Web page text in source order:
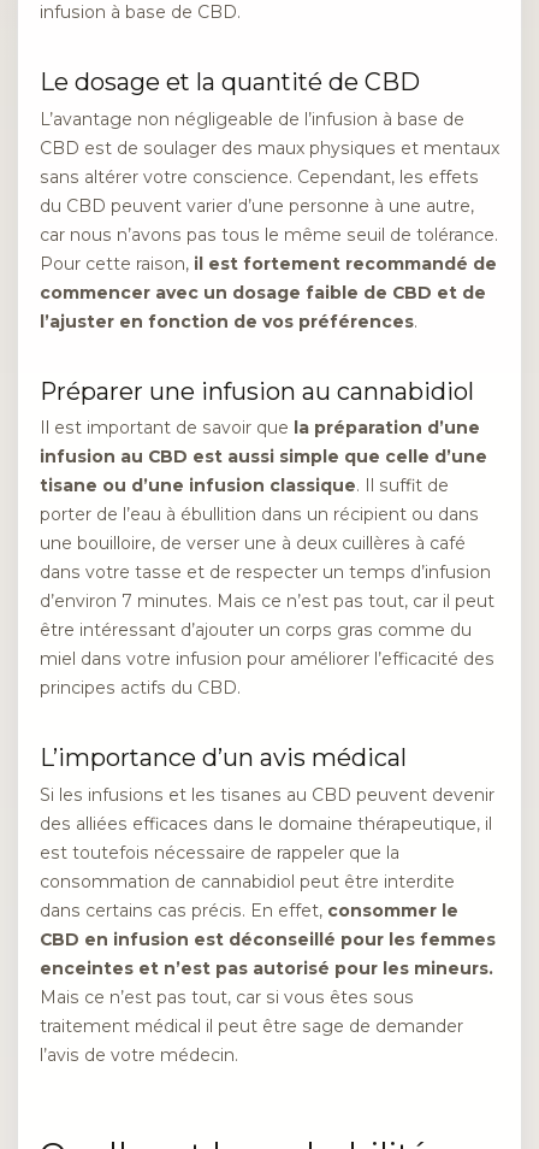
infusion à base de CBD.
Le dosage et la quantité de CBD
L’avantage non négligeable de l’infusion à base de
CBD est de soulager des maux physiques et mentaux
sans altérer votre conscience. Cependant, les effets
du CBD peuvent varier d’une personne à une autre,
car nous n’avons pas tous le même seuil de tolérance.
Pour cette raison, il est fortement recommandé de
commencer avec un dosage faible de CBD et de
l’ajuster en fonction de vos préférences.
Préparer une infusion au cannabidiol
Il est important de savoir que la préparation d’une
infusion au CBD est aussi simple que celle d’une
tisane ou d’une infusion classique. Il suffit de
porter de l’eau à ébullition dans un récipient ou dans
une bouilloire, de verser une à deux cuillères à café
dans votre tasse et de respecter un temps d’infusion
d’environ 7 minutes. Mais ce n’est pas tout, car il peut
être intéressant d’ajouter un corps gras comme du
miel dans votre infusion pour améliorer l’efficacité des
principes actifs du CBD.
L’importance d’un avis médical
Si les infusions et les tisanes au CBD peuvent devenir
des alliées efficaces dans le domaine thérapeutique, il
est toutefois nécessaire de rappeler que la
consommation de cannabidiol peut être interdite
dans certains cas précis. En effet, consommer le
CBD en infusion est déconseillé pour les femmes
enceintes et n’est pas autorisé pour les mineurs.
Mais ce n’est pas tout, car si vous êtes sous
traitement médical il peut être sage de demander
l’avis de votre médecin.